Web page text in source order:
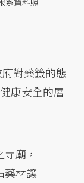
對藥籤的態
康安全的層
廟，
藥材讓